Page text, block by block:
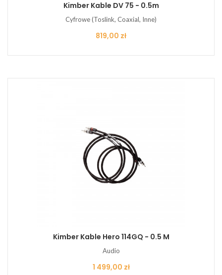
Kimber Kable DV 75 - 0.5m
Cyfrowe (Toslink, Coaxial, Inne)
Cena
819,00 zł
Kimber Kable Hero 114GQ - 0.5 M
Audio
Cena
1 499,00 zł